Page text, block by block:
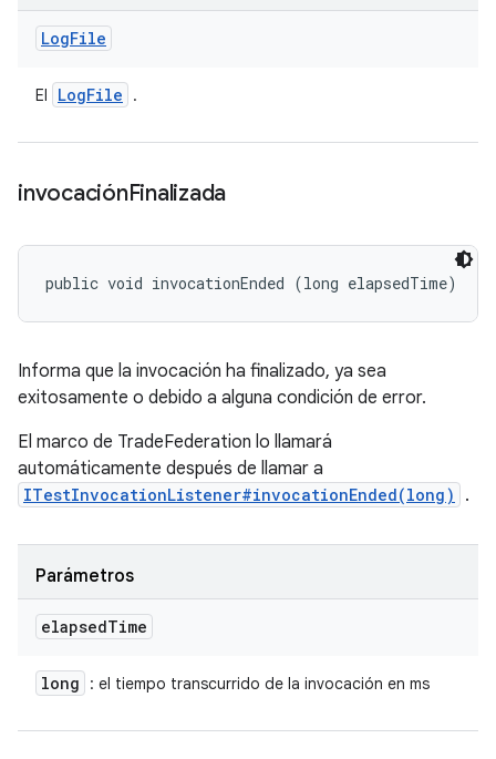
LogFile
El LogFile .
invocaciónFinalizada
public void invocationEnded (long elapsedTime)
Informa que la invocación ha finalizado, ya sea
exitosamente o debido a alguna condición de error.
El marco de TradeFederation lo llamará
automáticamente después de llamar a
ITestInvocationListener#invocationEnded(long) .
Parámetros
elapsedTime
long : el tiempo transcurrido de la invocación en ms